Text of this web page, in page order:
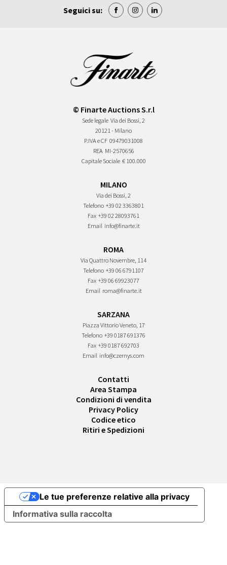
Seguici su:
© Finarte Auctions S.r.l
Sede legale Via dei Bossi, 2
20121 - Milano
P.IVA e CF 09479031008
REA MI-2570656
Capitale Sociale € 100.000
MILANO
Via dei Bossi, 2
Telefono +39 02 3363801
Fax +39 02 28093761
Email info@finarte.it
ROMA
Via Quattro Novembre, 114
Telefono +39 06 6791107
Fax +39 06 69923077
Email roma@finarte.it
SARZANA
Piazza Vittorio Veneto, 17
Telefono +39 0187 691376
Fax +39 0187 692703
Email info@czernys.com
Contatti
Area Stampa
Condizioni di vendita
Privacy Policy
Codice etico
Ritiri e Spedizioni
Informativa sulla raccolta
Le tue preferenze relative alla privacy